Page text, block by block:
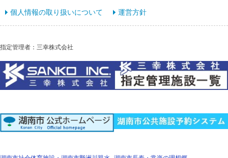
個人情報の取り扱いについて 運営方針
指定管理者：三幸株式会社